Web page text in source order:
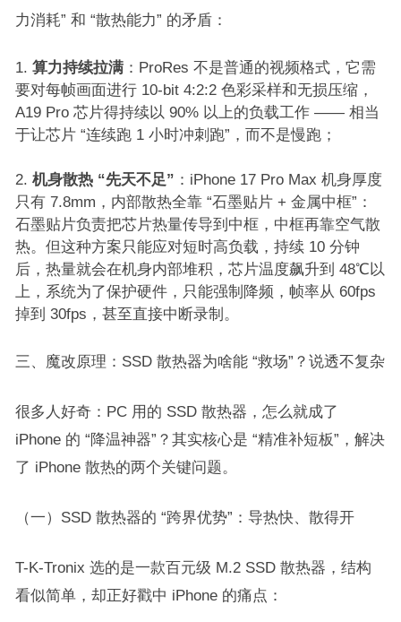
力消耗” 和 “散热能力” 的矛盾：​
算力持续拉满：ProRes 不是普通的视频格式，它需
要对每帧画面进行 10-bit 4:2:2 色彩采样和无损压缩，
A19 Pro 芯片得持续以 90% 以上的负载工作 —— 相当
于让芯片 “连续跑 1 小时冲刺跑”，而不是慢跑；​
机身散热 “先天不足” ：iPhone 17 Pro Max 机身厚度
只有 7.8mm，内部散热全靠 “石墨贴片 + 金属中框”：
石墨贴片负责把芯片热量传导到中框，中框再靠空气散
热。但这种方案只能应对短时高负载，持续 10 分钟
后，热量就会在机身内部堆积，芯片温度飙升到 48℃以
上，系统为了保护硬件，只能强制降频，帧率从 60fps
掉到 30fps，甚至直接中断录制。​
三、魔改原理：SSD 散热器为啥能 “救场”？说透不复杂​
很多人好奇：PC 用的 SSD 散热器，怎么就成了
iPhone 的 “降温神器”？其实核心是 “精准补短板”，解决
了 iPhone 散热的两个关键问题。​
（一）SSD 散热器的 “跨界优势”：导热快、散得开​
T-K-Tronix 选的是一款百元级 M.2 SSD 散热器，结构
看似简单，却正好戳中 iPhone 的痛点：​